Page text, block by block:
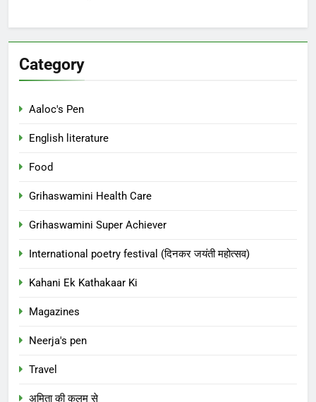
Category
Aaloc's Pen
English literature
Food
Grihaswamini Health Care
Grihaswamini Super Achiever
International poetry festival (दिनकर जयंती महोत्सव)
Kahani Ek Kathakaar Ki
Magazines
Neerja's pen
Travel
अमिता की कलम से